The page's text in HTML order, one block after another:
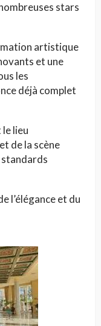
stars
artistique
et une
les
déjà complet
le lieu
de la scène
l’élégance et du